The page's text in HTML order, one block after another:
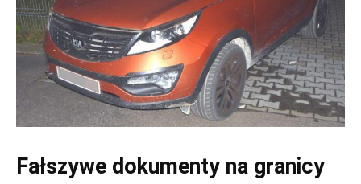
Fałszywe dokumenty na granicy